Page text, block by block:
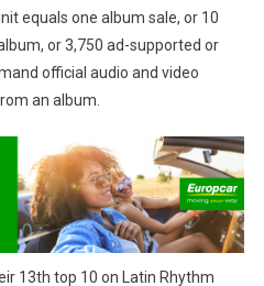
equals one album sale, or 10
or 3,750 ad-supported or
official audio and video
an album.
13th top 10 on Latin Rhythm